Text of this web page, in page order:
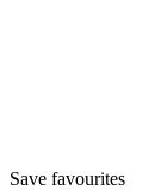
Save favourites